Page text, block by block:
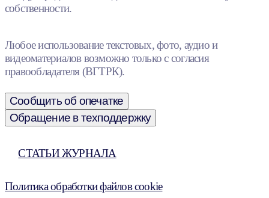
собственности.
Любое использование текстовых, фото, аудио и
видеоматериалов возможно только с согласия
правообладателя (ВГТРК).
Сообщить об опечатке
Обращение в техподдержку
СТАТЬИ ЖУРНАЛА
Политика обработки файлов cookie